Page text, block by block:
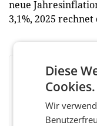
neue
3,1%, 2025
BEWERTEN SIE
Diese
Cookies.
Wir